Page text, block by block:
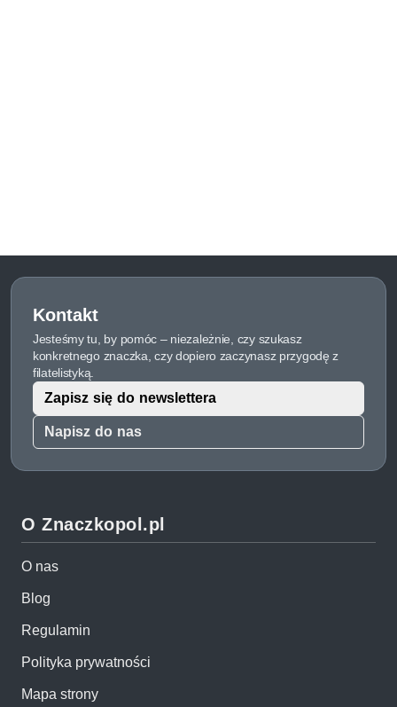
Kontakt
Jesteśmy tu, by pomóc – niezależnie, czy szukasz
konkretnego znaczka, czy dopiero zaczynasz przygodę z
filatelistyką.
Napisz do nas
Zapisz się do newslettera
O Znaczkopol.pl
O nas
Blog
Regulamin
Polityka prywatności
Mapa strony